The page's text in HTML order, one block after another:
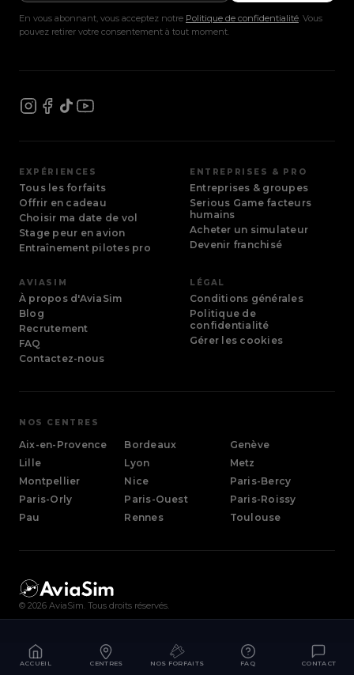
En vous abonnant, vous acceptez notre Politique de confidentialité. Vous
pouvez retirer votre consentement à tout moment.
EXPÉRIENCES
Tous les forfaits
Offrir en cadeau
Choisir ma date de vol
Stage peur en avion
Entraînement pilotes pro
ENTREPRISES & PRO
Entreprises & groupes
Serious Game facteurs
humains
Acheter un simulateur
Devenir franchisé
AVIASIM
À propos d'AviaSim
Blog
Recrutement
FAQ
Contactez-nous
LÉGAL
Conditions générales
Politique de
confidentialité
Gérer les cookies
NOS CENTRES
Aix-en-Provence Bordeaux
Genève
Lille
Lyon
Metz
Montpellier
Nice
Paris-Bercy
Paris-Orly
Paris-Ouest
Paris-Roissy
Pau
Rennes Toulouse
© 2026 AviaSim. Tous droits réservés.
ACCUEIL CENTRES NOS FORFAITS FAQ CONTACT